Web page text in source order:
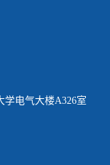
学电气大楼A326室